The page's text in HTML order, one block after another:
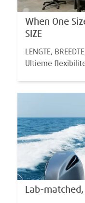
When One
SIZE
LENGTE,
Ultieme
Lab-